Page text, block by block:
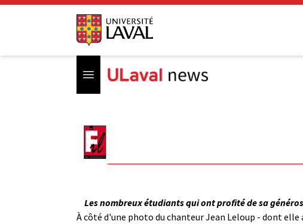
Open menu
Les nombreux étudiants qui ont profité de sa
À côté d'une photo du chanteur Jean Leloup - dont